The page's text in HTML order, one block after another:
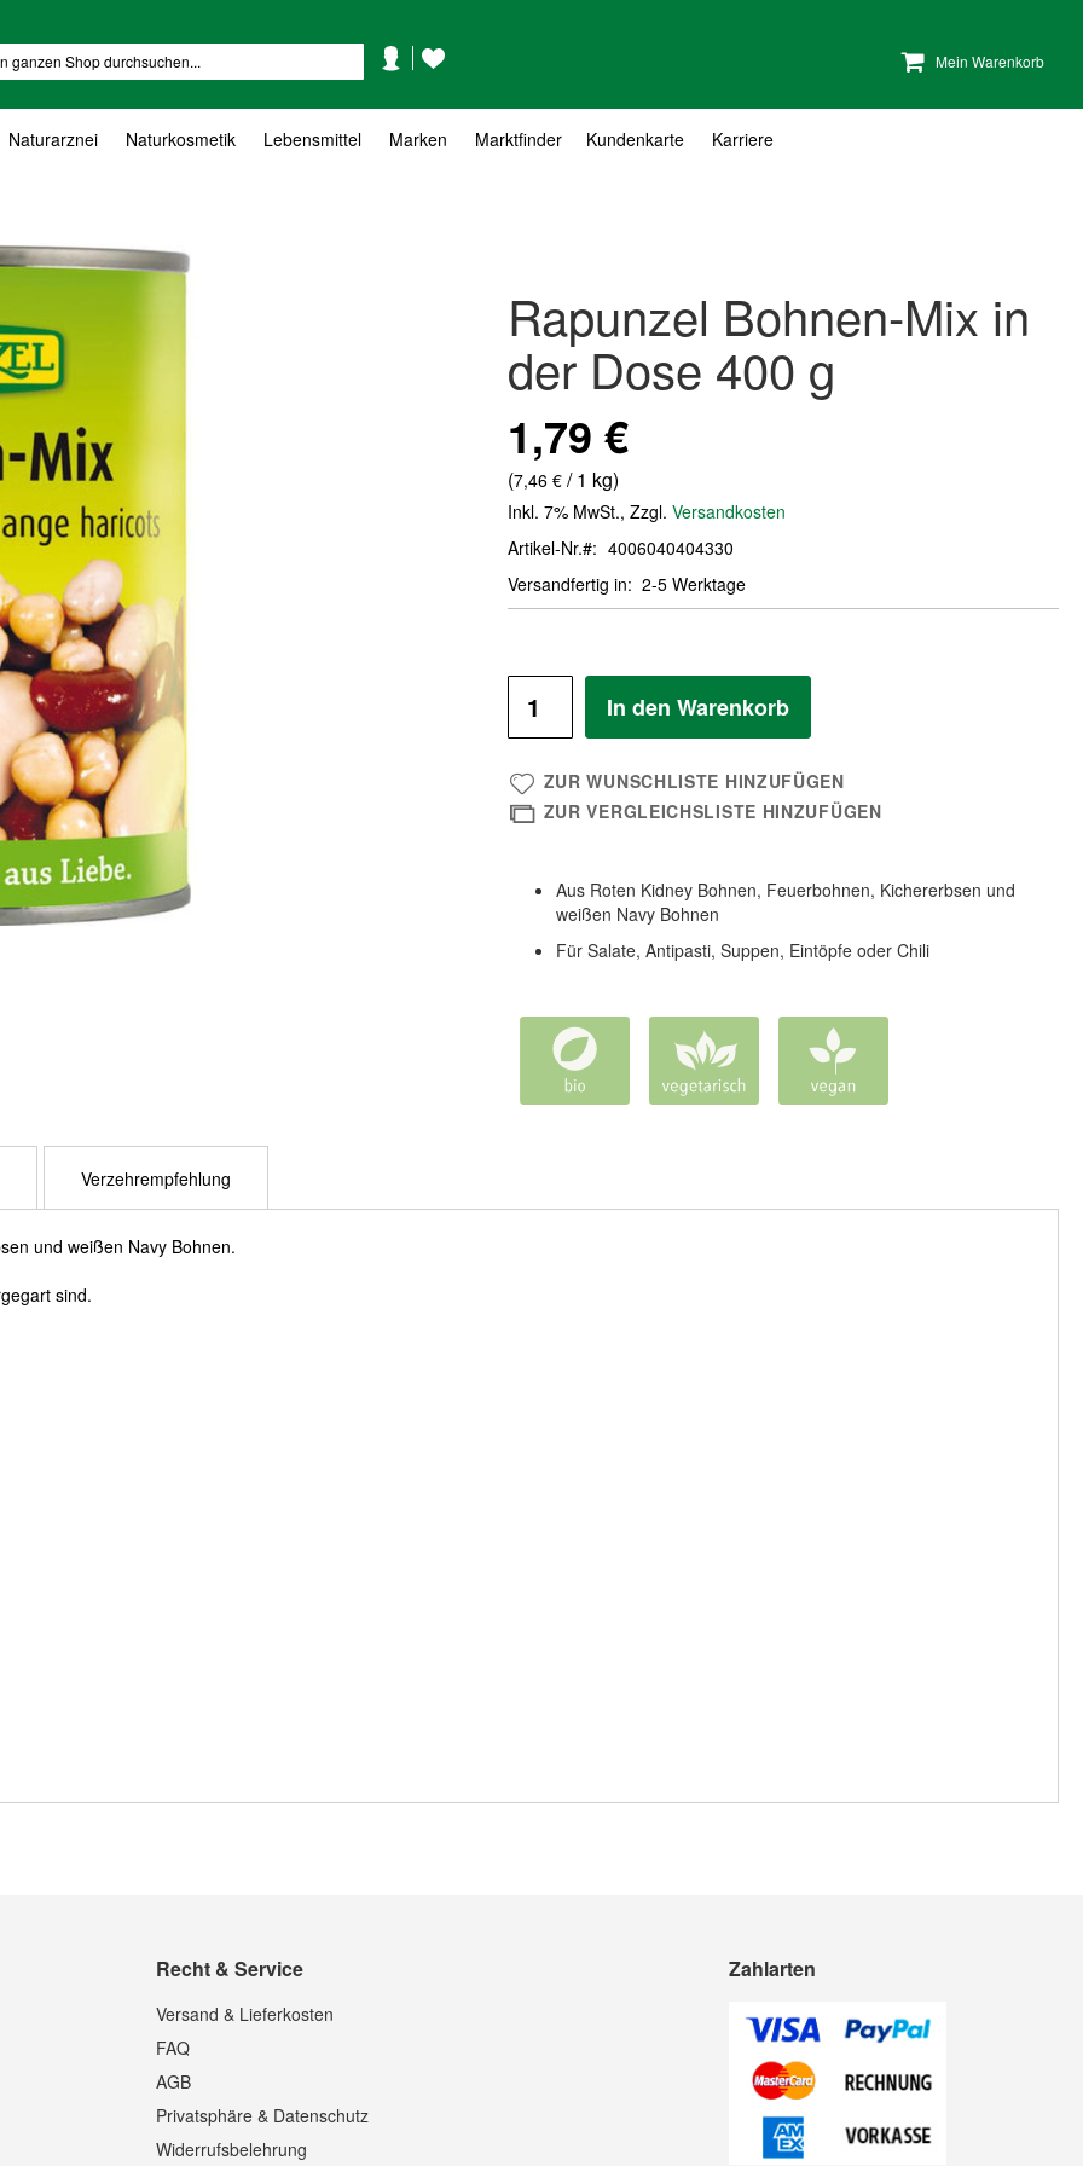
Mein Warenkorb
KontoWunschzettel
Naturarznei Naturkosmetik Lebensmittel Marken Marktfinder Kundenkarte Karriere
Rapunzel Bohnen-Mix in
der Dose 400 g
1,79 €
(7,46 €/ 1 kg)
Inkl. 7% MwSt., Zzgl. Versandkosten
Artikel-Nr.
4006040404330
Versandfertig in
2-5 Werktage
In den Warenkorb
ZUR WUNSCHLISTE HINZUFÜGEN
ZUR VERGLEICHSLISTE HINZUFÜGEN
Aus Roten Kidney Bohnen, Feuerbohnen, Kichererbsen und
weißen Navy Bohnen
Für Salate, Antipasti, Suppen, Eintöpfe oder Chili
und weißen Navy Bohnen.
sind.
Verzehrempfehlung
Recht & Service
Versand & Lieferkosten
FAQ
AGB
Privatsphäre & Datenschutz
Widerrufsbelehrung
Zahlarten